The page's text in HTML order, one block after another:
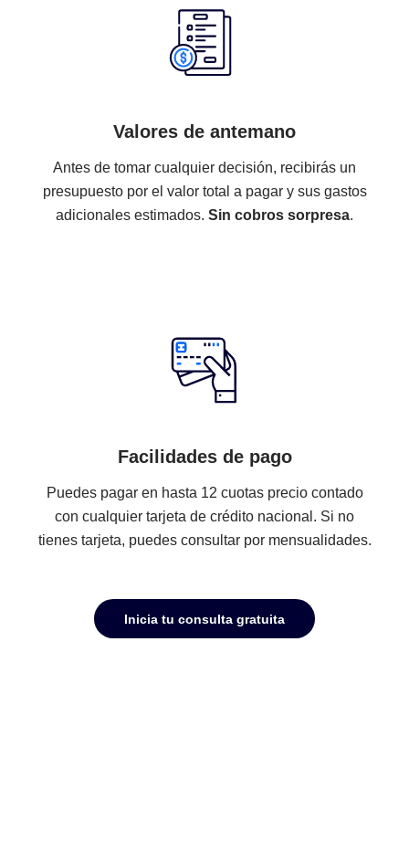
Hablar con nuestros abogados es
gratuito, pero si ya necesitas del
trabajo de un abogado, cuentas con:
presupuesto por el valor total a pagar y sus gastos
adicionales estimados.Sin cobros sorpresa
Facilidades de pago